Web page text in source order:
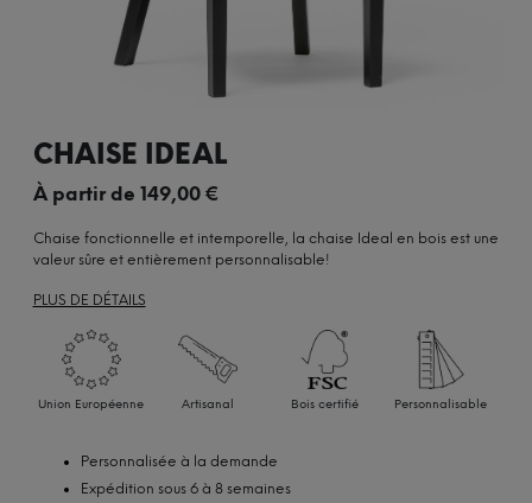
CHAISE IDEAL
À partir de 149,00€
Chaise fonctionnelle et intemporelle, la chaise Ideal en bois est une
valeur sûre et entièrement personnalisable!
PLUS DE DÉTAILS
Union Européenne Artisanal Bois certifié Personnalisable
Personnalisée à la demande
Expédition sous 6 à 8 semaines